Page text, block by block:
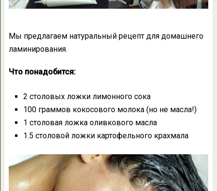
Мы предлагаем натуральный рецепт для домашнего
ламинирования.
Что понадобится:
2 столовых ложки лимонного сока
100 граммов кокосового молока (но не масла!)
1 столовая ложка оливкового масла
1.5 столовой ложки картофельного крахмала